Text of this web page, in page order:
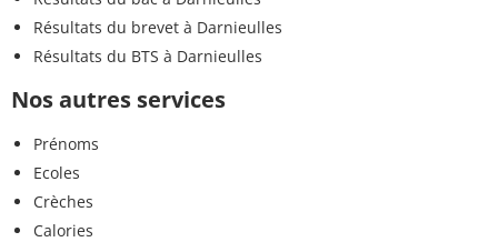
Résultats du brevet à Darnieulles
Résultats du BTS à Darnieulles
Nos autres services
Prénoms
Ecoles
Crèches
Calories